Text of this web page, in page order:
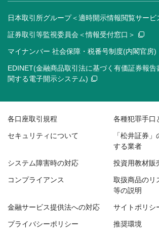
日本取引所グループ＜適時開示情報閲覧サービ
証券取引等監視委員会＜情報受付窓口＞
マイナンバー 社会保障・税番号制度(内閣官房)
EDINET(金融商品取引法に基づく有価証券報告
関する電子開示システム)
各口座取引規程 各種犯罪手口
セキュリティについて
「松井証券
する業者
システム障害時の対応 投資用教材販
コンプライアンス
取扱商品のリ
等の説明
金融サービス提供法への対応 サイトポリシ
プライバシーポリシー 推奨環境